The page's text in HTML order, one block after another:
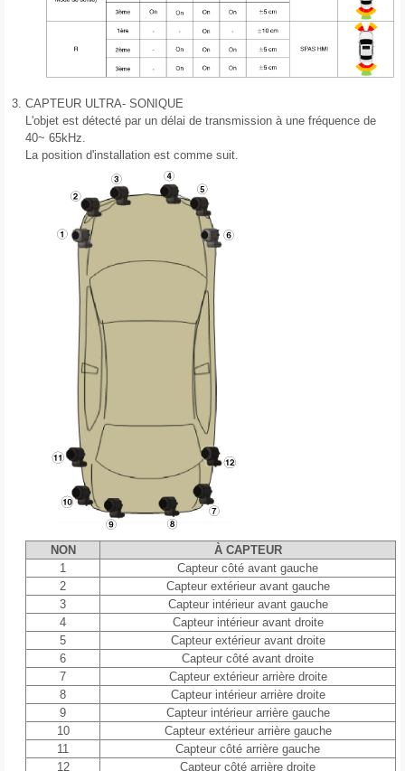
3. CAPTEUR ULTRA- SONIQUE
L'objet est détecté par un délai de transmission à une fréquence de
40~ 65kHz.
La position d'installation est comme suit.
NON
À CAPTEUR
1
Capteur côté avant gauche
2
Capteur extérieur avant gauche
3
Capteur intérieur avant gauche
4
Capteur intérieur avant droite
5
Capteur extérieur avant droite
6
Capteur côté avant droite
7
Capteur extérieur arrière droite
8
Capteur intérieur arrière droite
9
Capteur intérieur arrière gauche
10
Capteur extérieur arrière gauche
11
Capteur côté arrière gauche
12
Capteur côté arrière droite